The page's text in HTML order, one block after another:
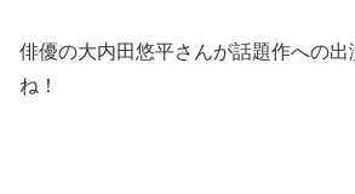
俳優の大内田悠平さんが話題作への
ね！